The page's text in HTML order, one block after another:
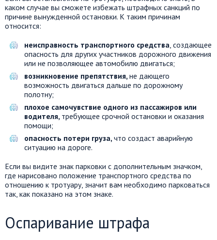
каком случае вы сможете избежать штрафных санкций по
причине вынужденной остановки. К таким причинам
относится:
неисправность транспортного средства , создающее
опасность для других участников дорожного движения
или не позволяющее автомобилю двигаться;
возникновение препятствия, не дающего
возможность двигаться дальше по дорожному
полотну;
плохое самочувствие одного из пассажиров или
водителя, требующее срочной остановки и оказания
помощи;
опасность потери груза, что создаст аварийную
ситуацию на дороге.
Если вы видите знак парковки с дополнительным значком,
где нарисовано положение транспортного средства по
отношению к тротуару, значит вам необходимо парковаться
так, как показано на этом знаке.
Оспаривание штрафа